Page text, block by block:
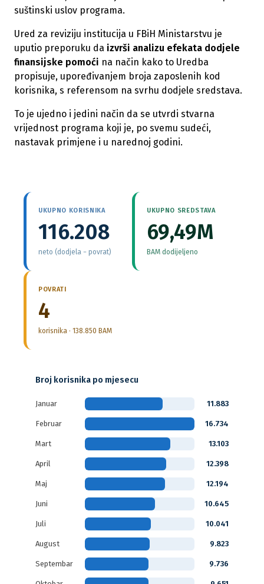
suštinski uslov programa.
Ured za reviziju institucija u FBiH Ministarstvu je
uputio preporuku da izvrši analizu efekata dodjele
finansijske pomoći na način kako to Uredba
propisuje, upoređivanjem broja zaposlenih kod
korisnika, s referensom na svrhu dodjele sredstava.
To je ujedno i jedini način da se utvrdi stvarna
vrijednost programa koji je, po svemu sudeći,
nastavak primjene i u narednoj godini.
UKUPNO KORISNIKA
116.208
neto (dodjela − povrat)
UKUPNO SREDSTAVA
69,49M
BAM dodijeljeno
POVRATI
4
korisnika · 138.850 BAM
Broj korisnika po mjesecu
Januar 11.883
Februar 16.734
Mart 13.103
April 12.398
Maj 12.194
Juni 10.645
Juli 10.041
August 9.823
Septembar 9.736